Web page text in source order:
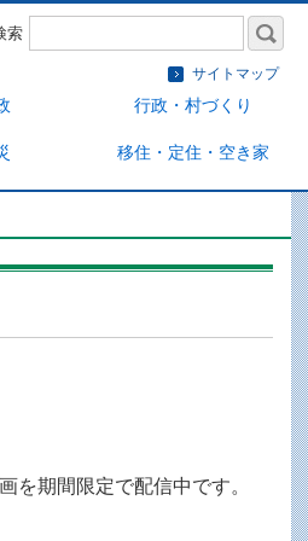
索
サイトマップ
行政・村づくり
移住・定住・空き家
を期間限定で配信中です。